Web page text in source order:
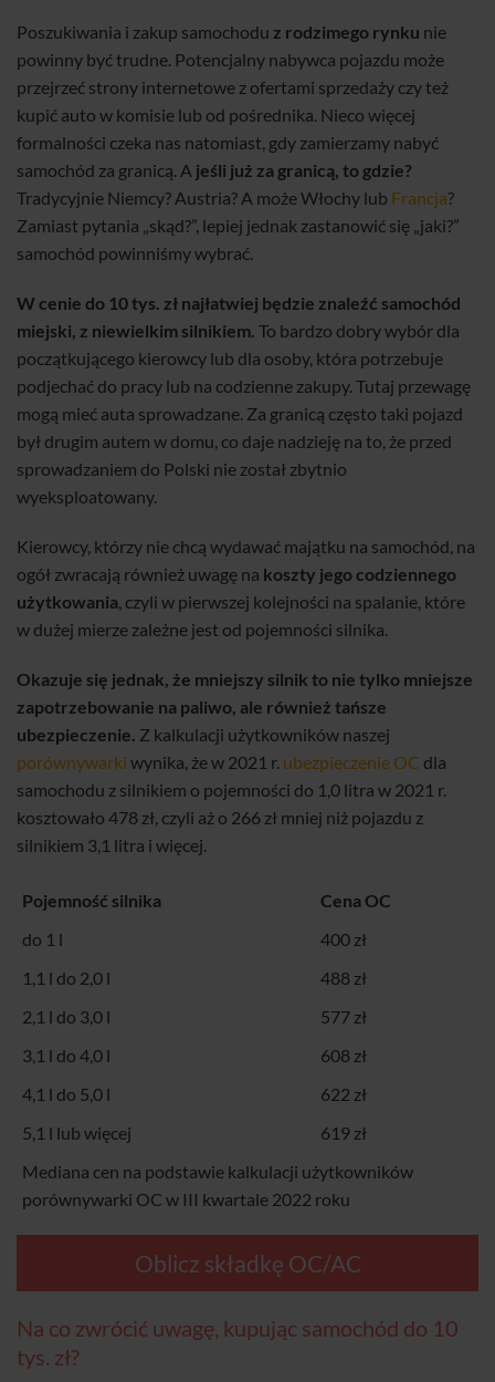
Poszukiwania i zakup samochodu z rodzimego rynku nie
powinny być trudne. Potencjalny nabywca pojazdu może
przejrzeć strony internetowe z ofertami sprzedaży czy też
kupić auto w komisie lub od pośrednika. Nieco więcej
formalności czeka nas natomiast, gdy zamierzamy nabyć
samochód za granicą. A jeśli już za granicą, to gdzie?
Tradycyjnie Niemcy? Austria? A może Włochy lub Francja?
Zamiast pytania „skąd?”, lepiej jednak zastanowić się „jaki?”
samochód powinniśmy wybrać.
W cenie do 10 tys. zł najłatwiej będzie znaleźć samochód
miejski, z niewielkim silnikiem. To bardzo dobry wybór dla
początkującego kierowcy lub dla osoby, która potrzebuje
podjechać do pracy lub na codzienne zakupy. Tutaj przewagę
mogą mieć auta sprowadzane. Za granicą często taki pojazd
był drugim autem w domu, co daje nadzieję na to, że przed
sprowadzaniem do Polski nie został zbytnio
wyeksploatowany.
Kierowcy, którzy nie chcą wydawać majątku na samochód, na
ogół zwracają również uwagę na koszty jego codziennego
użytkowania, czyli w pierwszej kolejności na spalanie, które
w dużej mierze zależne jest od pojemności silnika.
Okazuje się jednak, że mniejszy silnik to nie tylko mniejsze
zapotrzebowanie na paliwo, ale również tańsze
ubezpieczenie. Z kalkulacji użytkowników naszej
porównywarki wynika, że w 2021 r. ubezpieczenie OC dla
samochodu z silnikiem o pojemności do 1,0 litra w 2021 r.
kosztowało 478 zł, czyli aż o 266 zł mniej niż pojazdu z
silnikiem 3,1 litra i więcej.
Pojemność silnika
Cena OC
do 1 l
400 zł
1,1 l do 2,0 l
488 zł
2,1 l do 3,0 l
577 zł
3,1 l do 4,0 l
608 zł
4,1 l do 5,0 l
622 zł
5,1 l lub więcej
619 zł
Mediana cen na podstawie kalkulacji użytkowników
porównywarki OC w III kwartale 2022 roku
Oblicz składkę OC/AC
Na co zwrócić uwagę, kupując samochód do 10
tys. zł?